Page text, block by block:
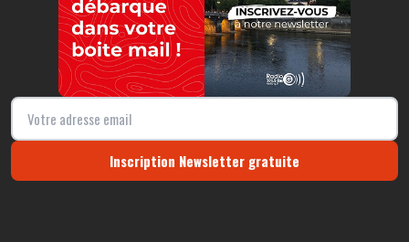
Inscription Newsletter gratuite